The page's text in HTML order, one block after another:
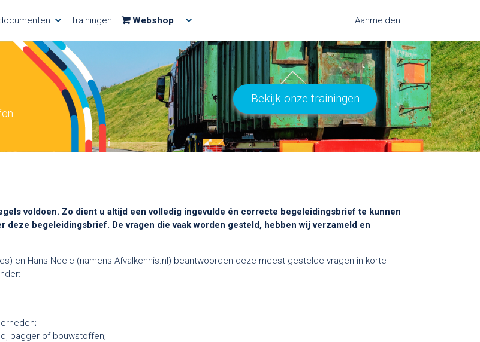
Trainingen Webshop Aanmelden
Bekijk onze trainingen
voldoen. Zo dient u altijd een volledig ingevulde én correcte begeleidingsbrief te kunnen
begeleidingsbrief. De vragen die vaak worden gesteld, hebben wij verzameld en
en Hans Neele (namens Afvalkennis.nl) beantwoorden deze meest gestelde vragen in korte
bagger of bouwstoffen;